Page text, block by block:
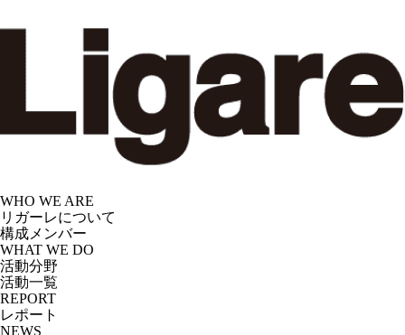
content
WHO WE ARE
リガーレについて
構成メンバー
WHAT WE DO
活動分野
活動一覧
REPORT
レポート
NEWS